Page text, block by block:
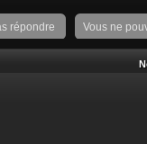
Vous ne
répondre